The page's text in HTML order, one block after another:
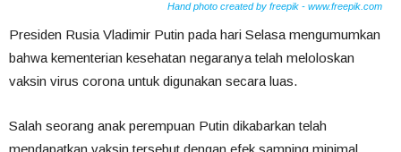
Hand photo created by freepik - www.freepik.com
Presiden Rusia Vladimir Putin pada hari Selasa mengumumkan
bahwa kementerian kesehatan negaranya telah meloloskan
vaksin virus corona untuk digunakan secara luas.
Salah seorang anak perempuan Putin dikabarkan telah
mendapatkan vaksin tersebut dengan efek samping minimal.